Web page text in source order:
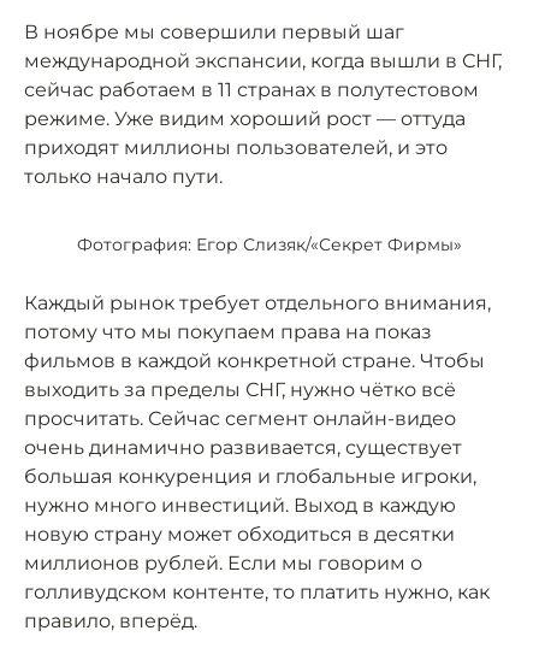
В ноябре мы совершили первый шаг
международной экспансии, когда вышли в СНГ,
сейчас работаем в 11 странах в полутестовом
режиме. Уже видим хороший рост — оттуда
приходят миллионы пользователей, и это
только начало пути.
Фотография: Егор Слизяк/«Секрет Фирмы»
Каждый рынок требует отдельного внимания,
потому что мы покупаем права на показ
фильмов в каждой конкретной стране. Чтобы
выходить за пределы СНГ, нужно чётко всё
просчитать. Сейчас сегмент онлайн-видео
очень динамично развивается, существует
большая конкуренция и глобальные игроки,
нужно много инвестиций. Выход в каждую
новую страну может обходиться в десятки
миллионов рублей. Если мы говорим о
голливудском контенте, то платить нужно, как
правило, вперёд.